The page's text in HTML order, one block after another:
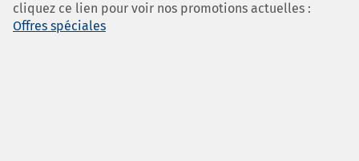
cliquez ce lien pour voir nos promotions actuelles :
Offres spéciales